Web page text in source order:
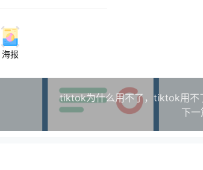
海报
tiktok为什么用不了，tiktok用不
下